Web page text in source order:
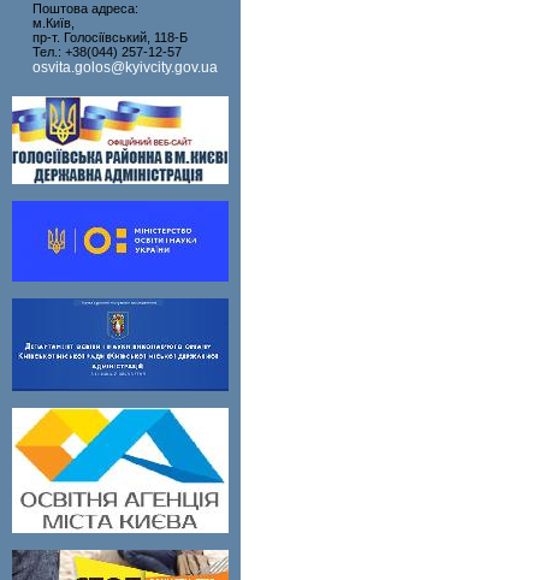
Поштова адреса:
м.Київ,
пр-т. Голосіївський, 118-Б
Тел.: +38(044) 257-12-57
osvita.golos@kyivcity.gov.ua